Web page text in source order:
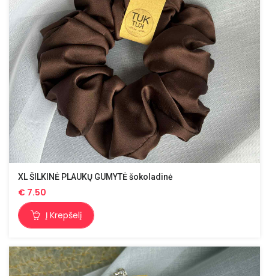
XL ŠILKINĖ PLAUKŲ GUMYTĖ šokoladinė
€ 7.50
Į Krepšelį